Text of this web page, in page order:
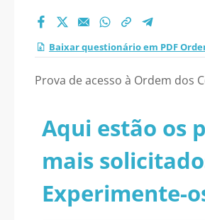
Baixar questionário em PDF
Prova de acesso à Ordem dos
Aqui estão os
mais
Experimente-